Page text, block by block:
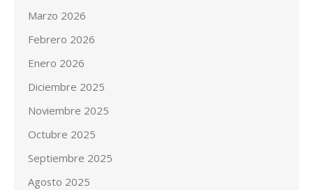
Marzo 2026
Febrero 2026
Enero 2026
Diciembre 2025
Noviembre 2025
Octubre 2025
Septiembre 2025
Agosto 2025